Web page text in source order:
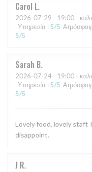
Carol L
2026-07-29 - 19:00 -
Υπηρεσία : 5/5
5/5
Sarah B
2026-07-24 - 19:00 -
Υπηρεσία : 5/5
5/5
Lovely food, lovely
disappoint.
J R